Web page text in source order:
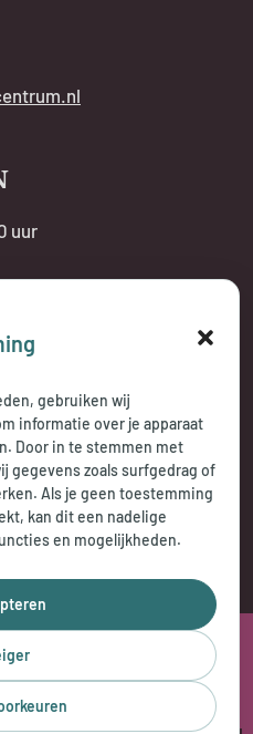
gebruiken wij
informatie over je apparaat
Door in te stemmen met
gegevens zoals surfgedrag of
Als je geen toestemming
kan dit een nadelige
en mogelijkheden.
uur
Disclaimer